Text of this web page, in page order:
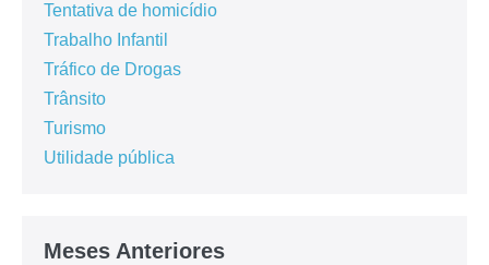
Tentativa de homicídio
Trabalho Infantil
Tráfico de Drogas
Trânsito
Turismo
Utilidade pública
Meses Anteriores